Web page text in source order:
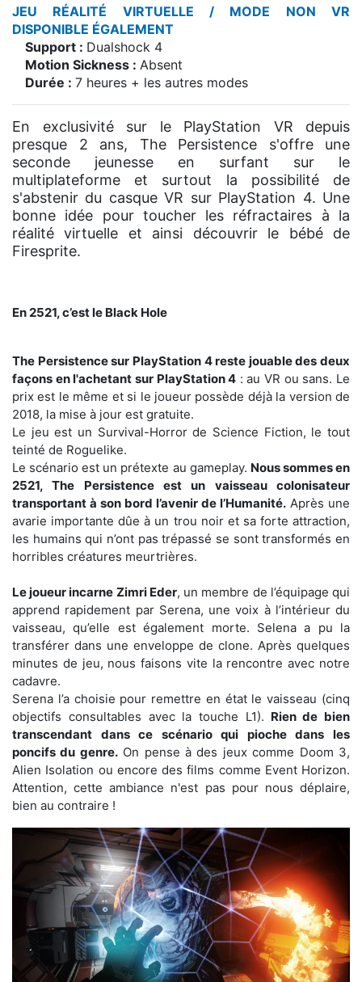
JEU RÉALITÉ VIRTUELLE / MODE NON VR
DISPONIBLE ÉGALEMENT
Support : Dualshock 4
Motion Sickness : Absent
Durée : 7 heures + les autres modes
En exclusivité sur le PlayStation VR depuis
presque 2 ans, The Persistence s'offre une
seconde jeunesse en surfant sur le
multiplateforme et surtout la possibilité de
s'abstenir du casque VR sur PlayStation 4. Une
bonne idée pour toucher les réfractaires à la
réalité virtuelle et ainsi découvrir le bébé de
Firesprite.
En 2521, c’est le Black Hole
The Persistence sur PlayStation 4 reste jouable des deux
façons en l'achetant sur PlayStation 4 : au VR ou sans. Le
prix est le même et si le joueur possède déjà la version de
2018, la mise à jour est gratuite.
Le jeu est un Survival-Horror de Science Fiction, le tout
teinté de Roguelike.
Le scénario est un prétexte au gameplay. Nous sommes en
2521, The Persistence est un vaisseau colonisateur
transportant à son bord l’avenir de l’Humanité. Après une
avarie importante dûe à un trou noir et sa forte attraction,
les humains qui n’ont pas trépassé se sont transformés en
horribles créatures meurtrières.
Le joueur incarne Zimri Eder, un membre de l’équipage qui
apprend rapidement par Serena, une voix à l’intérieur du
vaisseau, qu’elle est également morte. Selena a pu la
transférer dans une enveloppe de clone. Après quelques
minutes de jeu, nous faisons vite la rencontre avec notre
cadavre.
Serena l’a choisie pour remettre en état le vaisseau (cinq
objectifs consultables avec la touche L1). Rien de bien
transcendant dans ce scénario qui pioche dans les
poncifs du genre.On pense à des jeux comme Doom 3,
Alien Isolation ou encore des films comme Event Horizon.
Attention, cette ambiance n'est pas pour nous déplaire,
bien au contraire !